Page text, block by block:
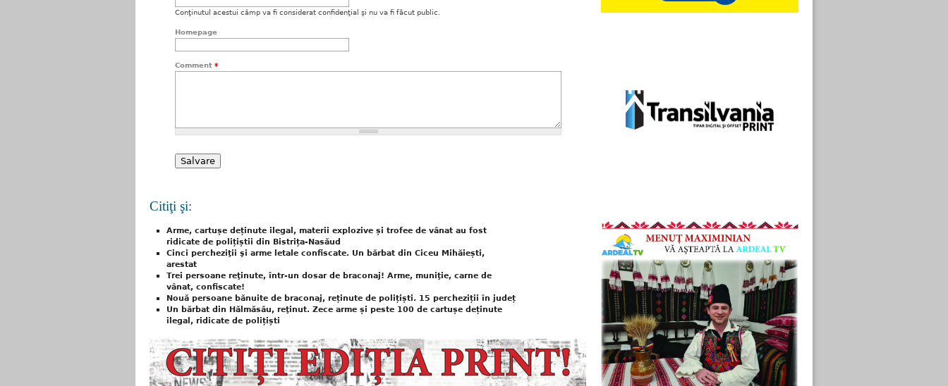
Conţinutul acestui câmp va fi considerat confidenţial şi nu va fi făcut public.
Homepage
Comment *
Citiţi şi:
Arme, cartușe deținute ilegal, materii explozive și trofee de vânat au fost
ridicate de polițiștii din Bistrița-Nasăud
Cinci percheziţii şi arme letale confiscate. Un bărbat din Ciceu Mihăiești,
arestat
Trei persoane reţinute, într-un dosar de braconaj! Arme, muniţie, carne de
vânat, confiscate!
Nouă persoane bănuite de braconaj, reținute de polițiști. 15 percheziții în județ
Un bărbat din Hălmăsău, reţinut. Zece arme și peste 100 de cartușe deținute
ilegal, ridicate de polițiști